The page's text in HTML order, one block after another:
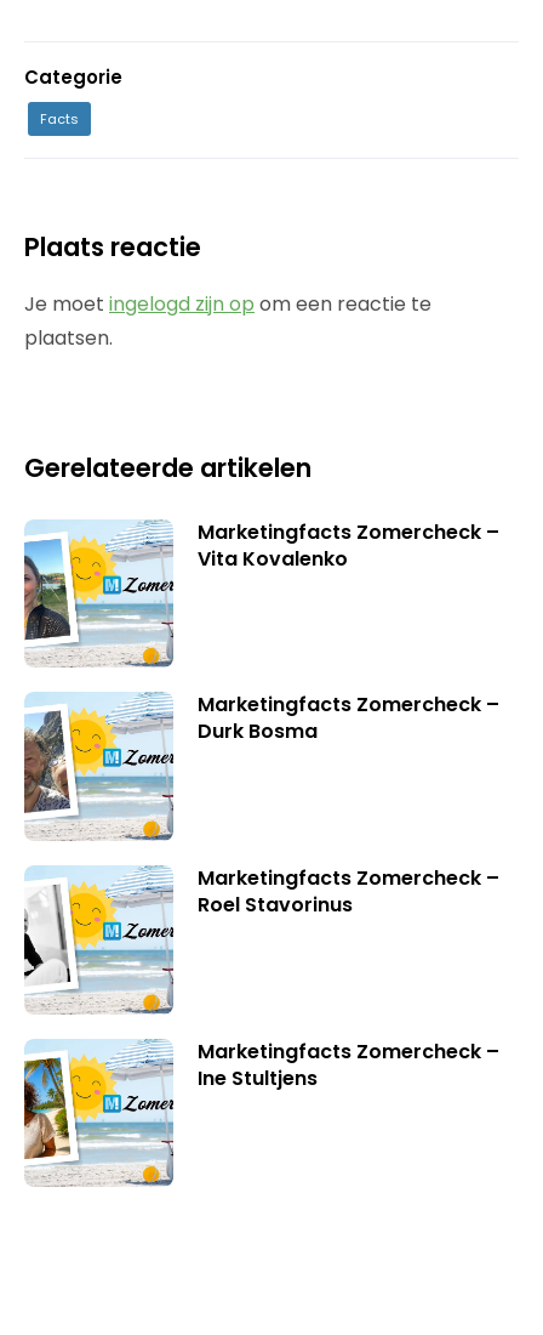
Categorie
Facts
Plaats reactie
Je moet ingelogd zijn op om een reactie te
plaatsen.
Gerelateerde artikelen
Marketingfacts Zomercheck –
Vita Kovalenko
Marketingfacts Zomercheck –
Durk Bosma
Marketingfacts Zomercheck –
Roel Stavorinus
Marketingfacts Zomercheck –
Ine Stultjens